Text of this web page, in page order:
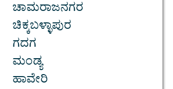
ಚಾಮರಾಜನಗರ
ಚಿಕ್ಕಬಳ್ಳಾಪುರ
ಗದಗ
ಮಂಡ್ಯ
ಹಾವೇರಿ